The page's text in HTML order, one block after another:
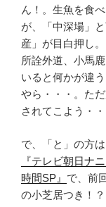
ん！。生魚を食
が、「中深場」
産」が目白押し
所詮外道、小馬
いると何かが違
やら・・・。た
されてこよう・・
で、「と」の方
『テレビ朝日ナ
時間SP』 で、前
の小芝居つき！